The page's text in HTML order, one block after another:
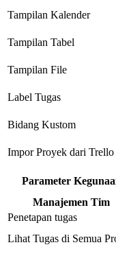
Tampilan Kalender
Tampilan Tabel
Tampilan File
Label Tugas
Bidang Kustom
Impor Proyek dari Trello
Parameter
Manajemen Tim
Penetapan tugas
Lihat Tugas di Semua